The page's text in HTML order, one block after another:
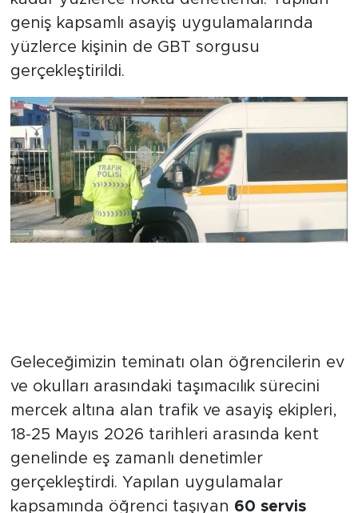
geniş kapsamlı asayiş uygulamalarında
yüzlerce kişinin de GBT sorgusu
gerçekleştirildi.
Geleceğimizin teminatı olan öğrencilerin ev
ve okulları arasındaki taşımacılık sürecini
mercek altına alan trafik ve asayiş ekipleri,
18-25 Mayıs 2026 tarihleri arasında kent
genelinde eş zamanlı denetimler
gerçekleştirdi. Yapılan uygulamalar
kapsamında öğrenci taşıyan
60 servis